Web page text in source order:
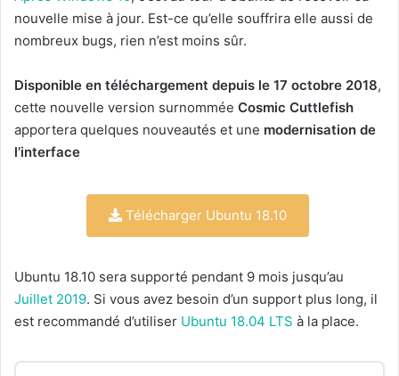
nouvelle mise à jour. Est-ce qu’elle souffrira elle aussi de
nombreux bugs, rien n’est moins sûr.
Disponible en téléchargement depuis le 17 octobre 2018,
cette nouvelle version surnommée Cosmic Cuttlefish
apportera quelques nouveautés et une modernisation de
l’interface
Télécharger Ubuntu 18.10
Ubuntu 18.10 sera supporté pendant 9 mois jusqu’au
Juillet 2019. Si vous avez besoin d’un support plus long, il
est recommandé d’utiliser Ubuntu 18.04 LTS à la place.